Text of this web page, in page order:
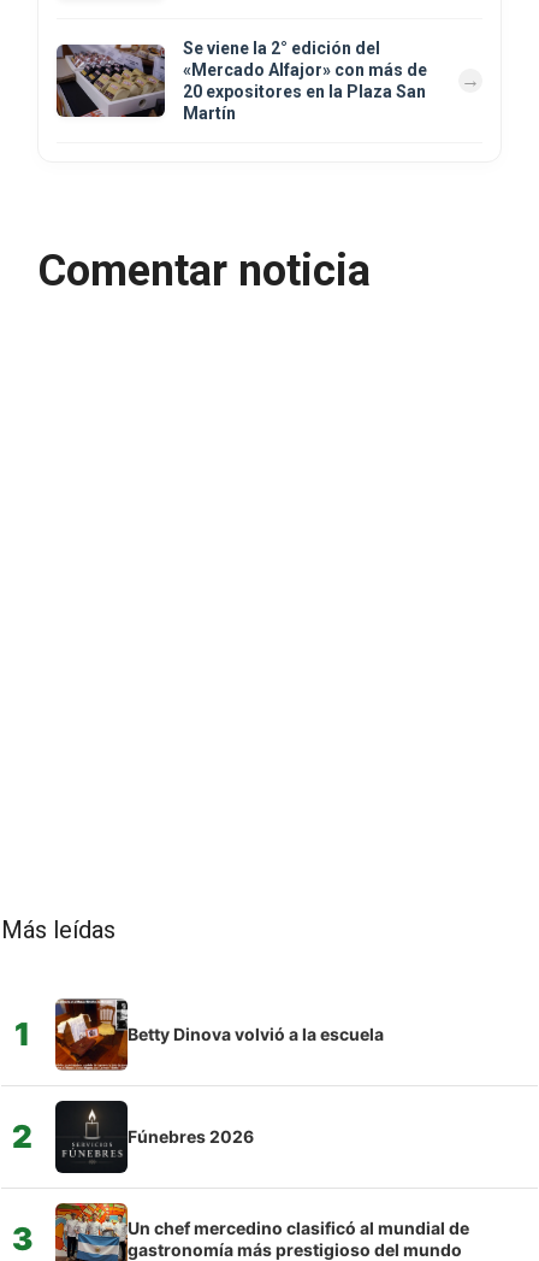
Se viene la 2° edición del
«Mercado Alfajor» con más de
20 expositores en la Plaza San
Martín
Comentar noticia
Más leídas
1 Betty Dinova volvió a la escuela
2 Fúnebres 2026
3
Un chef mercedino clasificó al mundial de
gastronomía más prestigioso del mundo